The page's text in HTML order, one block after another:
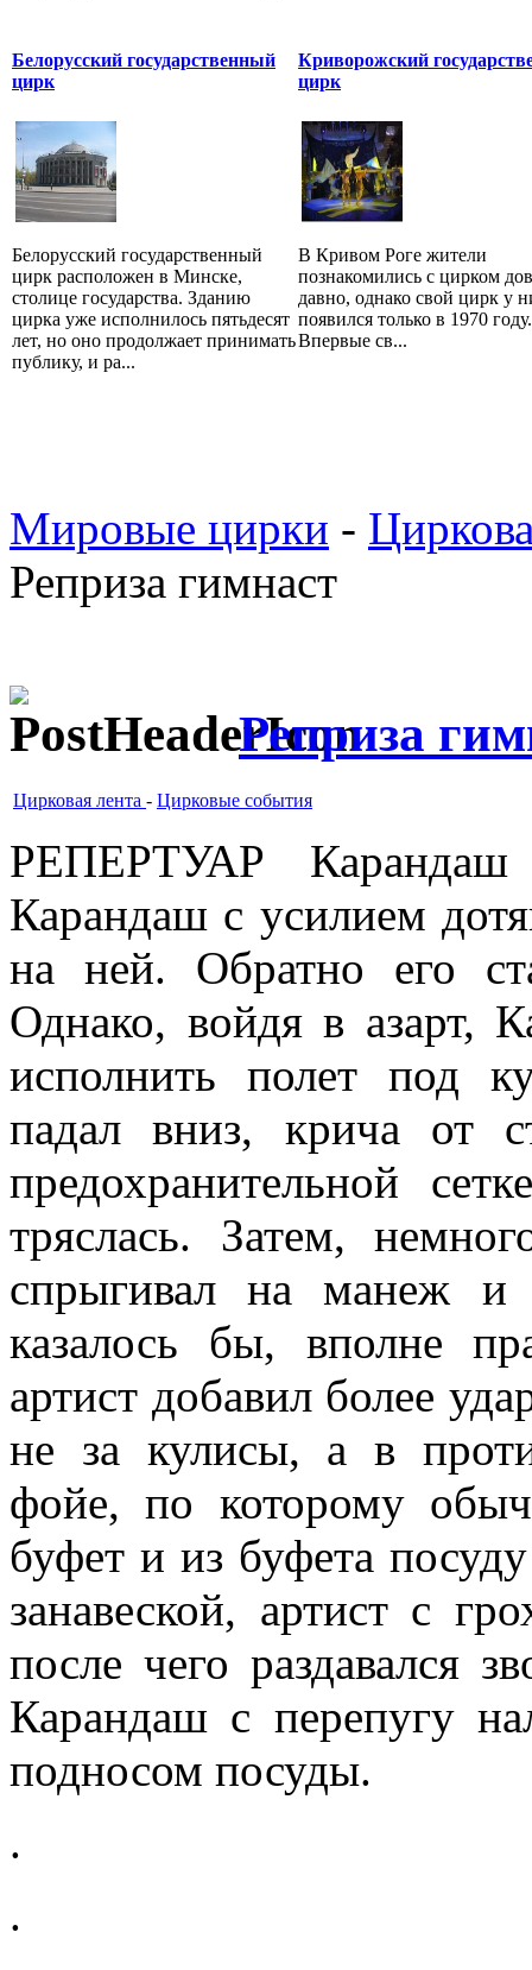
Белорусский государственный
цирк
Белорусский государственный
цирк расположен в Минске,
столице государства. Зданию
цирка уже исполнилось пятьдесят
лет, но оно продолжает принимать
публику, и ра...
Криворожский
цирк
В Кривом Роге жители
познакомились с цирком
давно, однако свой цирк у
появился только в 1970 году.
Впервые св...
Мировые цирки -
Реприза гимнаст
Реприза
Цирковая лента - Цирковые события
РЕПЕРТУАР
Карандаш с усилием
на ней. Обратно его
Однако, войдя в азарт,
исполнить полет под
падал вниз, крича от
предохранительной
тряслась. Затем,
спрыгивал на манеж и
казалось бы, вполне
артист добавил более
не за кулисы, а в
фойе, по которому
буфет и из буфета
занавеской, артист с
после чего раздавался
Карандаш с перепугу
подносом посуды.
.
.